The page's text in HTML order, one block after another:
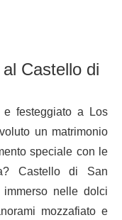
Castello di
e festeggiato a Los
un matrimonio
speciale con le
Castello di San
nelle dolci
mozzafiato e